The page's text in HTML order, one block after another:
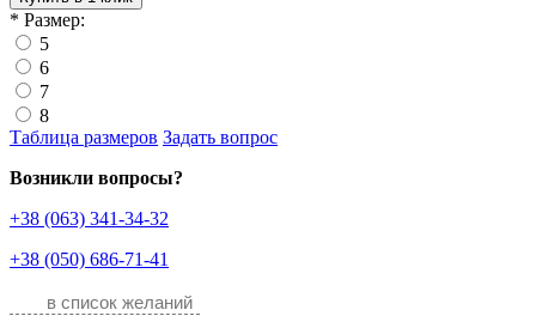
* Размер:
5
6
7
8
Таблица размеров Задать вопрос
Возникли вопросы?
+38 (063) 341-34-32
+38 (050) 686-71-41
в список желаний